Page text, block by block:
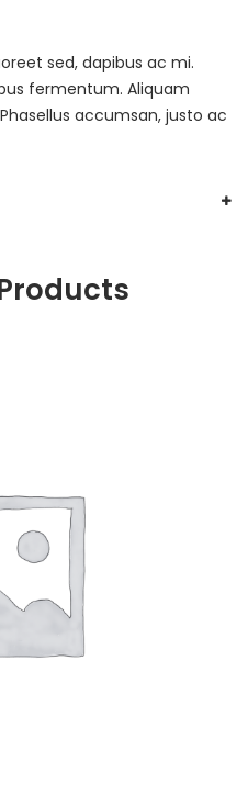
sed, dapibus ac mi.
fermentum. Aliquam
accumsan, justo ac